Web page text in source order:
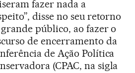
fazer nada a
disse no seu retorno
público, ao fazer o
de encerramento da
de Ação Política
(CPAC, na sigla